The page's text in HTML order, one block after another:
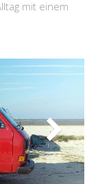
mit einem